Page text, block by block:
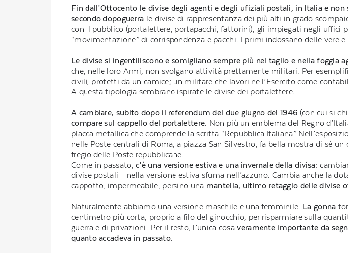
Fin dall’Ottocento le divise degli agenti e degli ufiziali postali, in Italia e
secondo dopoguerra le divise di rappresentanza dei più alti in grado
con il pubblico (portalettere, portapacchi, fattorini), gli impiegati negli uffici
“movimentazione” di corrispondenza e pacchi. I primi indossano delle vere
Le divise si ingentiliscono e somigliano sempre più nel taglio e nella foggia
che, nelle loro Armi, non svolgano attività prettamente militari. Per
civili, protetti da un camice; un militare che lavori nell’Esercito come
A questa tipologia sembrano ispirate le divise dei portalettere.
A cambiare, subito dopo il referendum del due giugno del 1946 (con cui si
compare sul cappello del portalettere . Non più un emblema del Regno
placca metallica che comprende la scritta “Repubblica Italiana”.
nelle Poste centrali di Roma, a piazza San Silvestro, fa bella mostra di sé
fregio delle Poste repubblicane.
Come in passato,c’è una versione estiva e una invernale della divisa:
divise postali – nella versione estiva sfuma nell’azzurro. Cambia anche la
cappotto, impermeabile, persino una mantella, ultimo retaggio delle divise
Naturalmente abbiamo una versione maschile e una femminile. La gonna
centimetro più corta, proprio a filo del ginocchio, per risparmiare sulla
guerra e di privazioni. Per il resto, l’unica cosaveramente importante da
quanto accadeva in passato.